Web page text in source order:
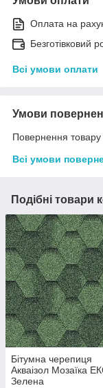
Оплата на
Безготівковий
Всі умови оплати
Умови
Повернення
Всі умови
Подібні товари
Бітумна черепиця
Акваізол Мозаїка
Зелена